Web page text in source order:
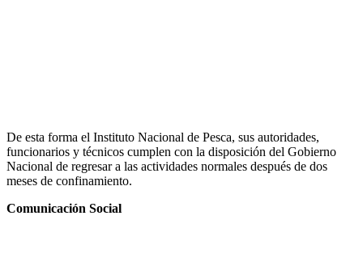
De esta forma el Instituto Nacional de Pesca, sus autoridades,
funcionarios y técnicos cumplen con la disposición del Gobierno
Nacional de regresar a las actividades normales después de dos
meses de confinamiento.
Comunicación Social